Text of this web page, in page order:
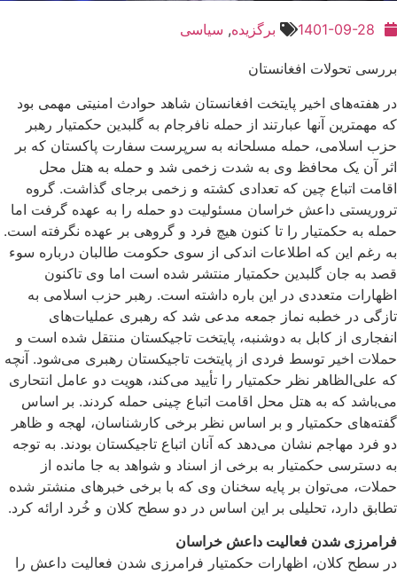
1401-09-28 برگزیده, سیاسی
بررسی تحولات افغانستان
در هفته‌های اخیر پایتخت افغانستان شاهد حوادث امنیتی مهمی بود
که مهمترین آنها عبارتند از حمله نافرجام به گلبدین حکمتیار رهبر
حزب اسلامی، حمله مسلحانه به سرپرست سفارت پاکستان که بر
اثر آن یک محافظ وی به شدت زخمی شد و حمله به هتل محل
اقامت اتباع چین که تعدادی کشته و زخمی برجای گذاشت. گروه
تروریستی داعش خراسان مسئولیت دو حمله را به عهده گرفت اما
حمله به حکمتیار را تا کنون هیچ فرد و گروهی بر عهده نگرفته است.
به رغم این که اطلاعات اندکی از سوی حکومت طالبان درباره سوء
قصد به جان گلبدین حکمتیار منتشر شده است اما وی تاکنون
اظهارات متعددی در این باره داشته است. رهبر حزب اسلامی به
تازگی در خطبه نماز جمعه مدعی شد که رهبری عملیات‌های
انفجاری از کابل به دوشنبه، پایتخت تاجیکستان منتقل شده است و
حملات اخیر توسط فردی از پایتخت تاجیکستان رهبری می‌شود. آنچه
که علی‌الظاهر نظر حکمتیار را تأیید می‌کند، هویت دو عامل انتحاری
می‌باشد که به هتل محل اقامت اتباع چینی‌ حمله کردند. بر اساس
گفته‌های حکمتیار و بر اساس نظر برخی کارشناسان، لهجه و ظاهر
دو فرد مهاجم نشان می‌دهد که آنان اتباع تاجیکستان بودند. به توجه
به دسترسی حکمتیار به برخی از اسناد و شواهد به جا مانده از
حملات، می‌توان بر پایه سخنان وی که با برخی خبرهای منشتر شده
تطابق دارد، تحلیلی بر این اساس در دو سطح کلان و خُرد ارائه کرد.
فرامرزی شدن فعالیت داعش خراسان
در سطح کلان، اظهارات حکمتیار فرامرزی شدن فعالیت داعش را